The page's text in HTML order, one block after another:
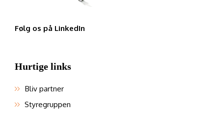
Følg os på LinkedIn
Hurtige links
Bliv partner
Styregruppen